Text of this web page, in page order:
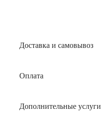
Доставка и самовывоз
Оплата
Дополнительные услуги